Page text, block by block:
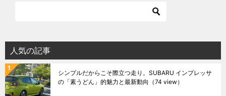
人気の記事
シンプルだからこそ際立つ走り。SUBARU インプレッサ
の「素うどん」的魅力と最新動向 （74 view）